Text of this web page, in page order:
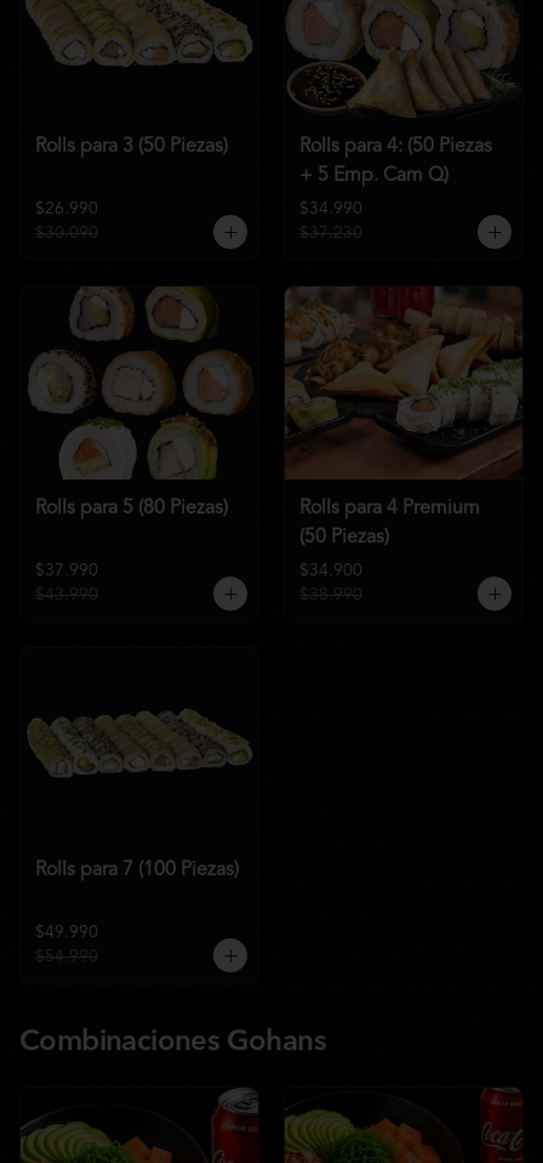
Rolls para 3 (50 Piezas)
$26.990
$30.090
Rolls para 4: (50 Piezas
+ 5 Emp. Cam Q)
$34.990
$37.230
Rolls para 5 (80 Piezas)
$37.990
$43.990
Rolls para 4 Premium
(50 Piezas)
$34.900
$38.990
Rolls para 7 (100 Piezas)
$49.990
$54.990
Combinaciones Gohans